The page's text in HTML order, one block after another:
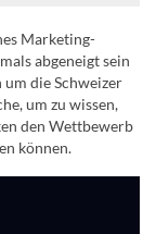
Marketing-
abgeneigt sein
die Schweizer
um zu wissen,
den Wettbewerb
können.